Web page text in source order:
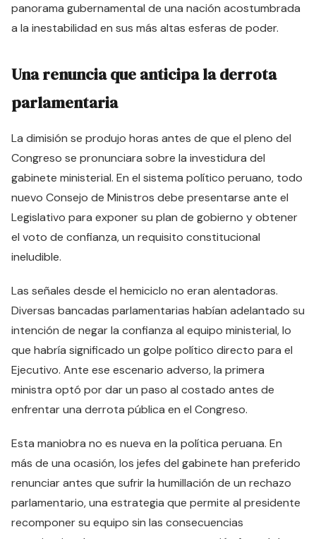
panorama gubernamental de una nación acostumbrada
a la inestabilidad en sus más altas esferas de poder.
Una renuncia que anticipa la derrota
parlamentaria
La dimisión se produjo horas antes de que el pleno del
Congreso se pronunciara sobre la investidura del
gabinete ministerial. En el sistema político peruano, todo
nuevo Consejo de Ministros debe presentarse ante el
Legislativo para exponer su plan de gobierno y obtener
el voto de confianza, un requisito constitucional
ineludible.
Las señales desde el hemiciclo no eran alentadoras.
Diversas bancadas parlamentarias habían adelantado su
intención de negar la confianza al equipo ministerial, lo
que habría significado un golpe político directo para el
Ejecutivo. Ante ese escenario adverso, la primera
ministra optó por dar un paso al costado antes de
enfrentar una derrota pública en el Congreso.
Esta maniobra no es nueva en la política peruana. En
más de una ocasión, los jefes del gabinete han preferido
renunciar antes que sufrir la humillación de un rechazo
parlamentario, una estrategia que permite al presidente
recomponer su equipo sin las consecuencias